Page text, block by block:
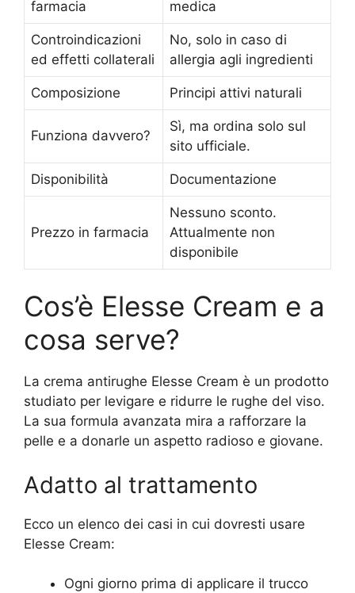
farmacia
medica
Controindicazioni
ed effetti collaterali
No, solo in caso di
allergia agli ingredienti
Composizione Principi attivi naturali
Funziona davvero?
Sì, ma ordina solo sul
sito ufficiale.
Disponibilità Documentazione
Prezzo in farmacia
Nessuno sconto.
Attualmente non
disponibile
Cos’è Elesse Cream e a
cosa serve?
La crema antirughe Elesse Cream è un prodotto
studiato per levigare e ridurre le rughe del viso.
La sua formula avanzata mira a rafforzare la
pelle e a donarle un aspetto radioso e giovane.
Adatto al trattamento
Ecco un elenco dei casi in cui dovresti usare
Elesse Cream:
Ogni giorno prima di applicare il trucco